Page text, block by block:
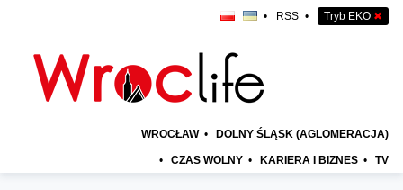
• RSS • Tryb EKO ✖
WROCŁAW • DOLNY ŚLĄSK (AGLOMERACJA)
• CZAS WOLNY • KARIERA I BIZNES • TV